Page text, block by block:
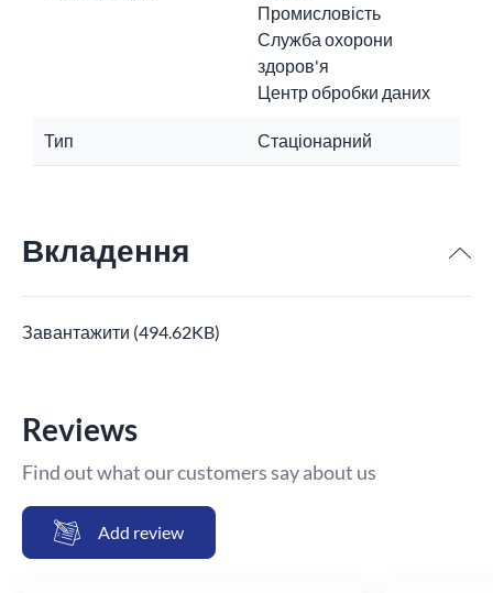
Промисловість
Служба охорони
здоров'я
Центр обробки даних
Тип Стаціонарний
Вкладення
Завантажити (494.62KB)
Reviews
Find out what our customers say about us
Add review